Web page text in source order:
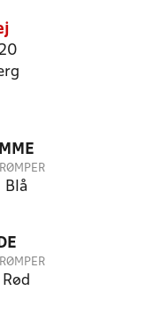
Blå
Rød